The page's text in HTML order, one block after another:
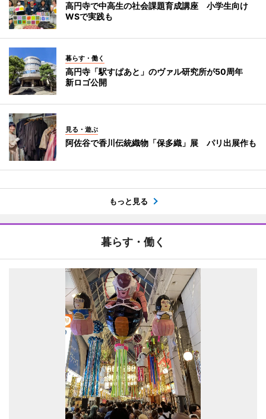
高円寺で中高生の社会課題育成講座 小学生向け
WSで実践も
暮らす・働く
高円寺「駅すぱあと」のヴァル研究所が50周年
新ロゴ公開
見る・遊ぶ
阿佐谷で香川伝統織物「保多織」展 パリ出展作も
もっと見る
暮らす・働く